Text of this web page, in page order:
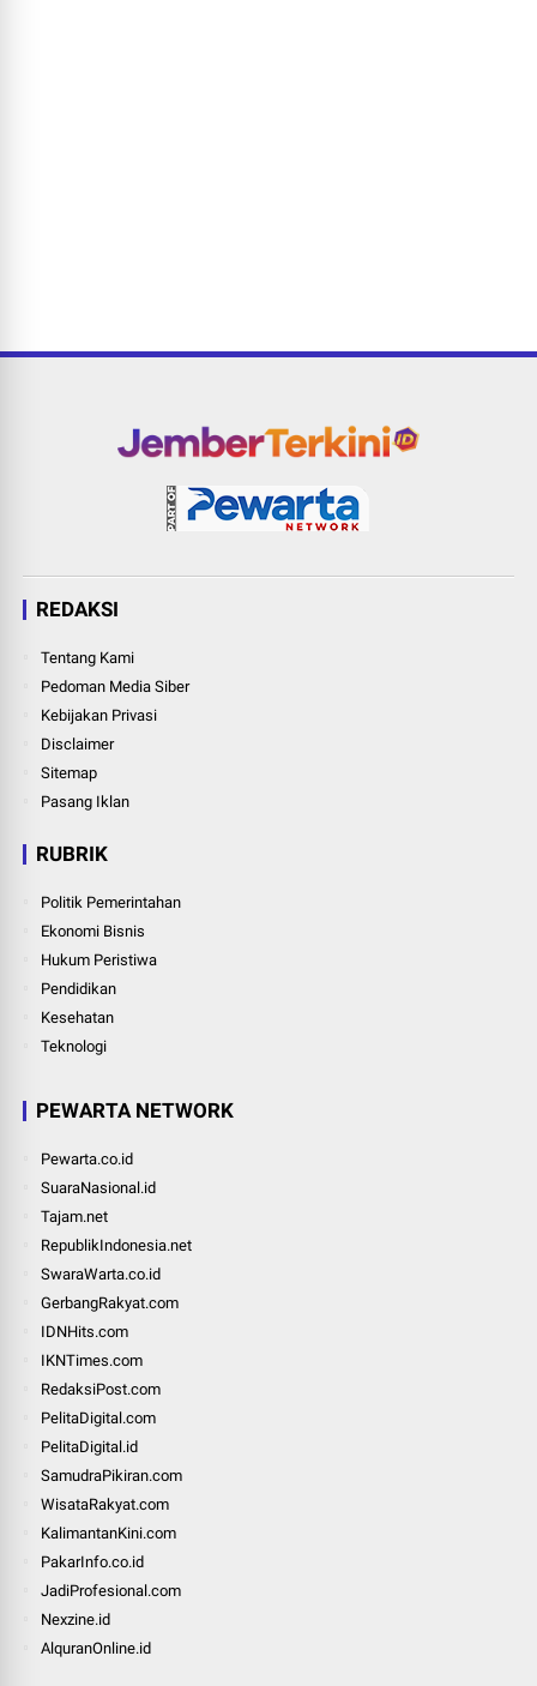
REDAKSI
Tentang Kami
Pedoman Media Siber
Kebijakan Privasi
Disclaimer
Sitemap
Pasang Iklan
RUBRIK
Politik Pemerintahan
Ekonomi Bisnis
Hukum Peristiwa
Pendidikan
Kesehatan
Teknologi
PEWARTA NETWORK
Pewarta.co.id
SuaraNasional.id
Tajam.net
RepublikIndonesia.net
SwaraWarta.co.id
GerbangRakyat.com
IDNHits.com
IKNTimes.com
RedaksiPost.com
PelitaDigital.com
PelitaDigital.id
SamudraPikiran.com
WisataRakyat.com
KalimantanKini.com
PakarInfo.co.id
JadiProfesional.com
Nexzine.id
AlquranOnline.id